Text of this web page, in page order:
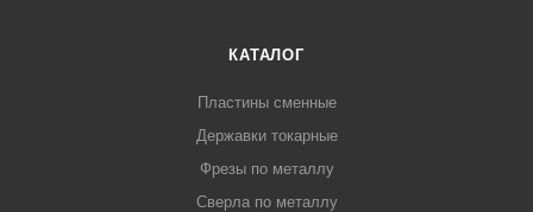
КАТАЛОГ
Пластины сменные
Державки токарные
Фрезы по металлу
Сверла по металлу